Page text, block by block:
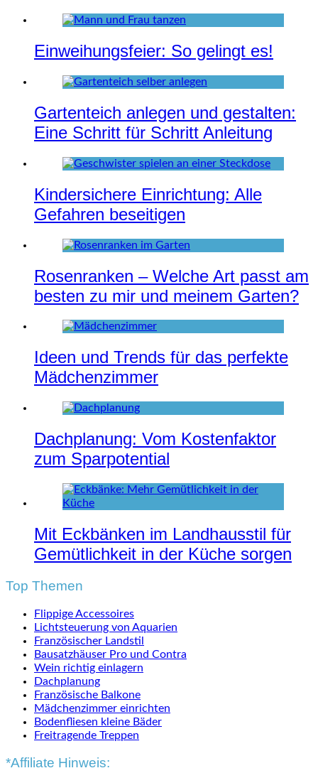
Einweihungsfeier: So gelingt es!
Gartenteich anlegen und gestalten:
Eine Schritt für Schritt Anleitung
Kindersichere Einrichtung: Alle
Gefahren beseitigen
Rosenranken – Welche Art passt am
besten zu mir und meinem Garten?
Ideen und Trends für das perfekte
Mädchenzimmer
Dachplanung: Vom Kostenfaktor
zum Sparpotential
Mit Eckbänken im Landhausstil für
Gemütlichkeit in der Küche sorgen
Top Themen
Flippige Accessoires
Lichtsteuerung von Aquarien
Französischer Landstil
Bausatzhäuser Pro und Contra
Wein richtig einlagern
Dachplanung
Französische Balkone
Mädchenzimmer einrichten
Bodenfliesen kleine Bäder
Freitragende Treppen
*Affiliate Hinweis: